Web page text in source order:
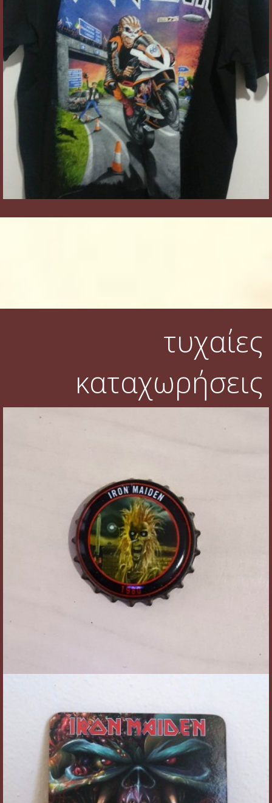
τυχαίες
καταχωρήσεις